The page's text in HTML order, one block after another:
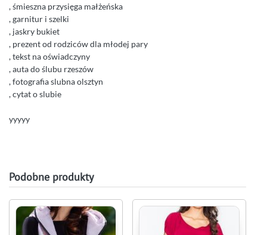
, śmieszna przysięga małżeńska
, garnitur i szelki
, jaskry bukiet
, prezent od rodziców dla młodej pary
, tekst na oświadczyny
, auta do ślubu rzeszów
, fotografia slubna olsztyn
, cytat o slubie
yyyyy
Podobne produkty